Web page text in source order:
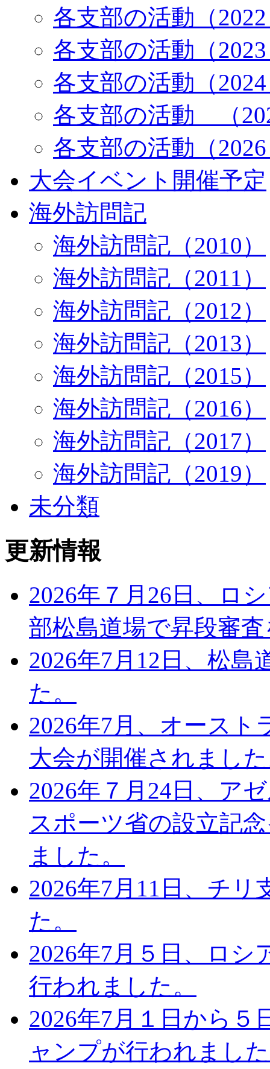
各支部の活動（
各支部の活動（
各支部の活動（
各支部の活動 （
各支部の活動（
大会イベント開催予定
海外訪問記
海外訪問記（2010）
海外訪問記（2011）
海外訪問記（2012）
海外訪問記（2013）
海外訪問記（2015）
海外訪問記（2016）
海外訪問記（2017）
海外訪問記（2019）
未分類
更新情報
2026年７月26日、ロ
部松島道場で昇段審
2026年7月12日、松
た。
2026年7月、オース
大会が開催されまし
2026年７月24日、ア
スポーツ省の設立記
ました。
2026年7月11日、チ
た。
2026年7月５日、ロシ
行われました。
2026年7月１日から５
ャンプが行われまし